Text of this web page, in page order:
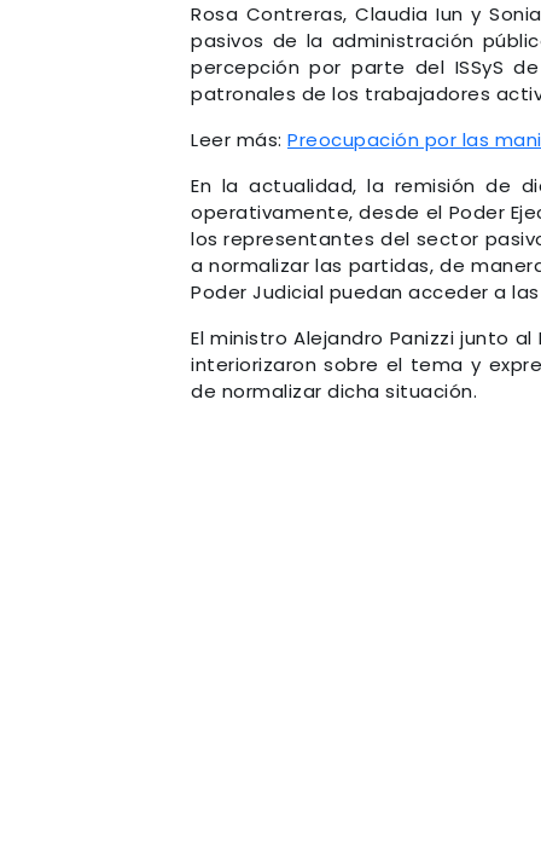
Rosa Contreras, Claudia Iun y
pasivos de la administración
percepción por parte del ISSyS
patronales de los trabajadores
Leer más: Preocupación por las
En la actualidad, la remisión de
operativamente, desde el Poder
los representantes del sector
a normalizar las partidas, de
Poder Judicial puedan acceder a
El ministro Alejandro Panizzi junto
interiorizaron sobre el tema y
de normalizar dicha situación.